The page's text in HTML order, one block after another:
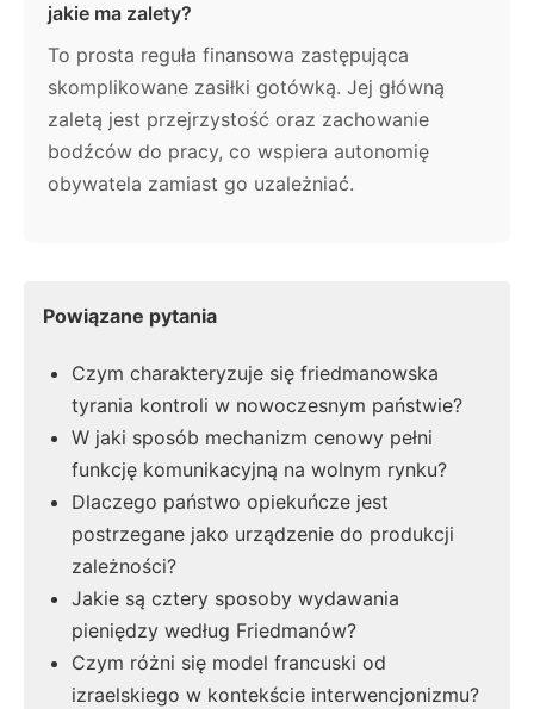
jakie ma zalety?
To prosta reguła finansowa zastępująca
skomplikowane zasiłki gotówką. Jej główną
zaletą jest przejrzystość oraz zachowanie
bodźców do pracy, co wspiera autonomię
obywatela zamiast go uzależniać.
Powiązane pytania
Czym charakteryzuje się friedmanowska
tyrania kontroli w nowoczesnym państwie?
W jaki sposób mechanizm cenowy pełni
funkcję komunikacyjną na wolnym rynku?
Dlaczego państwo opiekuńcze jest
postrzegane jako urządzenie do produkcji
zależności?
Jakie są cztery sposoby wydawania
pieniędzy według Friedmanów?
Czym różni się model francuski od
izraelskiego w kontekście interwencjonizmu?